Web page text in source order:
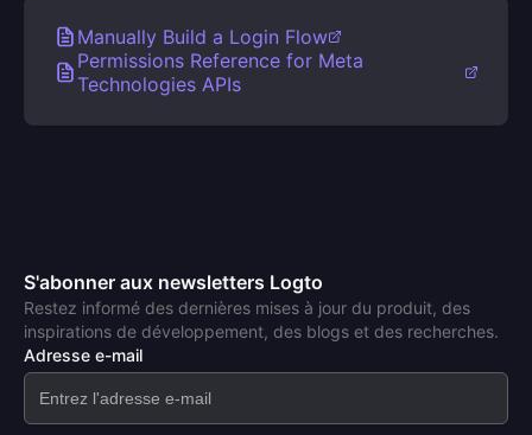
Manually Build a Login Flow
Permissions Reference for Meta
Technologies APIs
S'abonner aux newsletters Logto
Restez informé des dernières mises à jour du produit, des
inspirations de développement, des blogs et des recherches.
Adresse e-mail